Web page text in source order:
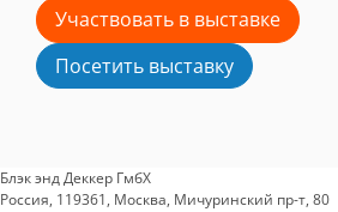
Участвовать в выставке
Посетить выставку
Блэк энд Деккер ГмбХ
Россия, 119361, Москва, Мичуринский пр-т, 80